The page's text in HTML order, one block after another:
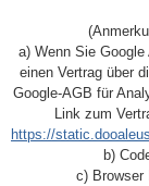
a) Wenn Sie
einen Vertrag über
Google-AGB für
Link zum
https://
b)
c) Browser